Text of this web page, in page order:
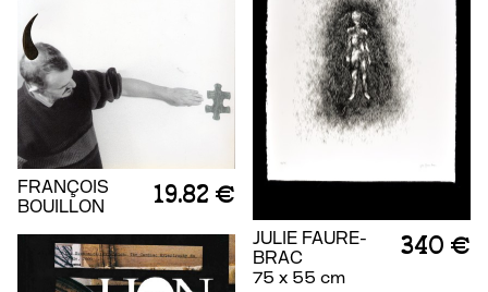
FRANÇOIS
BOUILLON
19.82 €
JULIE FAURE-
BRAC
75 x 55 cm
340 €